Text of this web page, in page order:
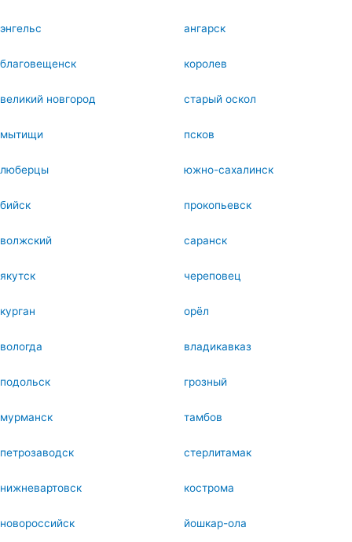
энгельс ангарск
благовещенск королев
великий новгород старый оскол
мытищи псков
люберцы южно-сахалинск
бийск прокопьевск
волжский саранск
якутск череповец
курган орёл
вологда владикавказ
подольск грозный
мурманск тамбов
петрозаводск стерлитамак
нижневартовск кострома
новороссийск йошкар-ола